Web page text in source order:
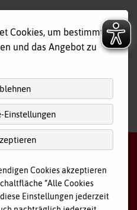
oben
- Kreisverband Ostallgäu
Cookies, um bestimmte
und das Angebot zu
Einstellungen
Cookies akzeptieren
“Alle Cookies
Einstellungen jederzeit